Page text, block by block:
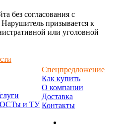
без согласования с
призывается к
или уголовной
и ТУ
Спецпредложение
Как купить
О компании
Доставка
Контакты